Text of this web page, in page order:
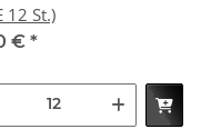
12 St.)
€ *